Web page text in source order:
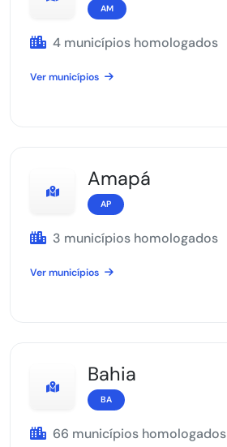
AM
4 municípios homologados
Ver municípios
Amapá
AP
3 municípios homologados
Ver municípios
Bahia
BA
66 municípios homologados